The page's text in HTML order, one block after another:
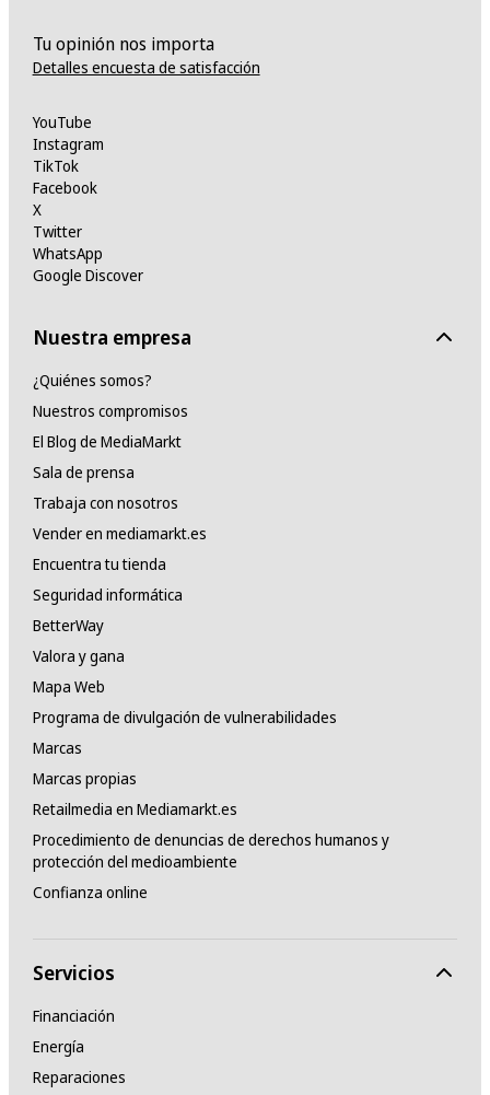
Tu opinión nos importa
Detalles encuesta de satisfacción
YouTube
Instagram
TikTok
Facebook
X
Twitter
WhatsApp
Google Discover
Nuestra empresa
¿Quiénes somos?
Nuestros compromisos
El Blog de MediaMarkt
Sala de prensa
Trabaja con nosotros
Vender en mediamarkt.es
Encuentra tu tienda
Seguridad informática
BetterWay
Valora y gana
Mapa Web
Programa de divulgación de vulnerabilidades
Marcas
Marcas propias
Retailmedia en Mediamarkt.es
Procedimiento de denuncias de derechos humanos y
protección del medioambiente
Confianza online
Servicios
Financiación
Energía
Reparaciones